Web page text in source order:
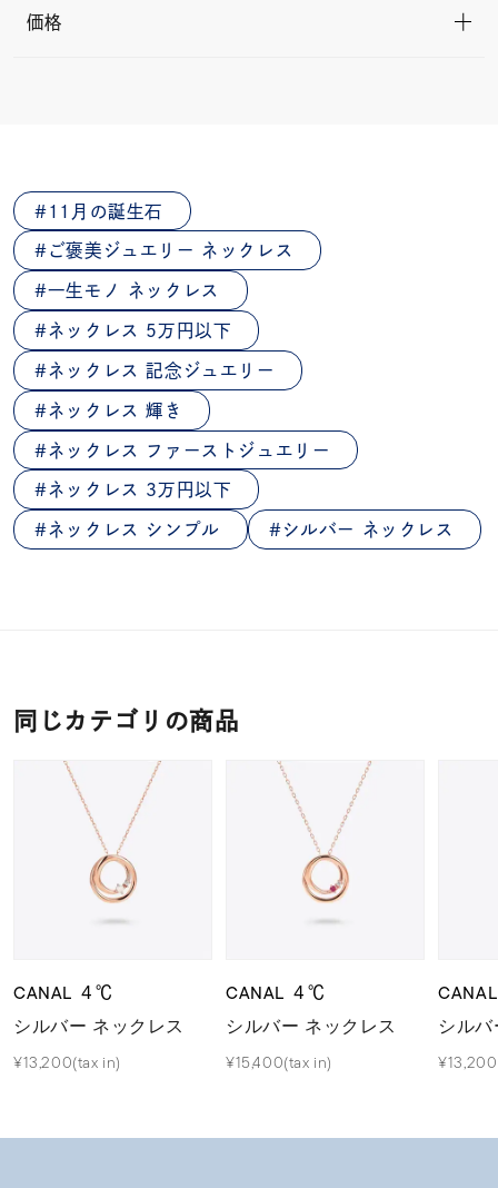
価格
11月の誕生石
ご褒美ジュエリー ネックレス
一生モノ ネックレス
ネックレス 5万円以下
ネックレス 記念ジュエリー
ネックレス 輝き
ネックレス ファーストジュエリー
ネックレス 3万円以下
ネックレス シンプル シルバー ネックレス
同じカテゴリの商品
CANAL ４℃
シルバー ネックレス
¥13,200(tax in)
CANAL ４℃
シルバー ネックレス
¥15,400(tax in)
シル